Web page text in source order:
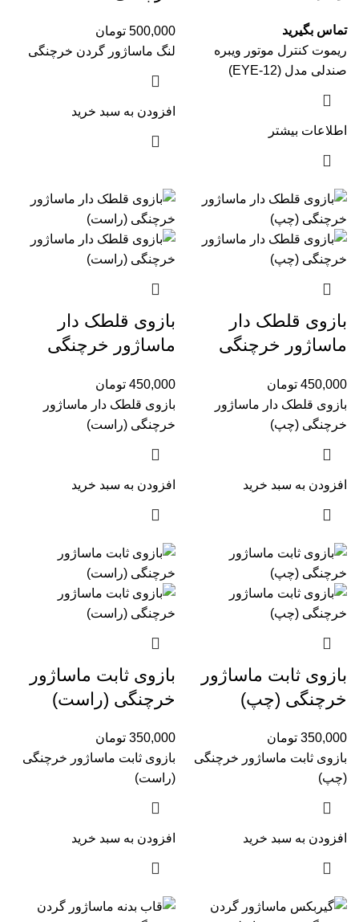
تماس بگیرید
ریموت کنترل موتور ویبره
صندلی مدل (EYE-12)
اطلاعات بیشتر
500,000 تومان
لنگ ماساژور گردن خرچنگی
افزودن به سبد خرید
بازوی قلطک دار
ماساژور خرچنگی
450,000 تومان
بازوی قلطک دار ماساژور
خرچنگی (چپ)
افزودن به سبد خرید
بازوی قلطک دار
ماساژور خرچنگی
450,000 تومان
بازوی قلطک دار ماساژور
خرچنگی (راست)
افزودن به سبد خرید
بازوی ثابت ماساژور
خرچنگی (چپ)
350,000 تومان
بازوی ثابت ماساژور خرچنگی
(چپ)
افزودن به سبد خرید
بازوی ثابت ماساژور
خرچنگی (راست)
350,000 تومان
بازوی ثابت ماساژور خرچنگی
(راست)
افزودن به سبد خرید